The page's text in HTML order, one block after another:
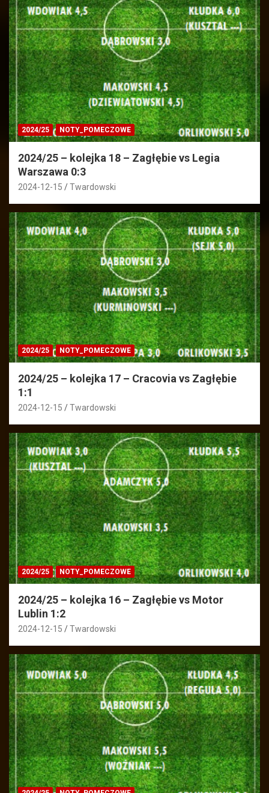
2024/25 NOTY_POMECZOWE
2024/25 – kolejka 18 – Zagłębie vs Legia
Warszawa 0:3
2024-12-15 Twardowski
2024/25 NOTY_POMECZOWE
2024/25 – kolejka 17 – Cracovia vs Zagłębie
1:1
2024-12-15 Twardowski
2024/25 NOTY_POMECZOWE
2024/25 – kolejka 16 – Zagłębie vs Motor
Lublin 1:2
2024-12-15 Twardowski